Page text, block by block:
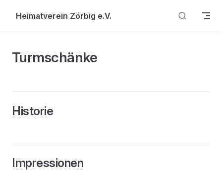
Skip to content
Heimatverein Zörbig e.V.
Turmschänke
Historie
Impressionen